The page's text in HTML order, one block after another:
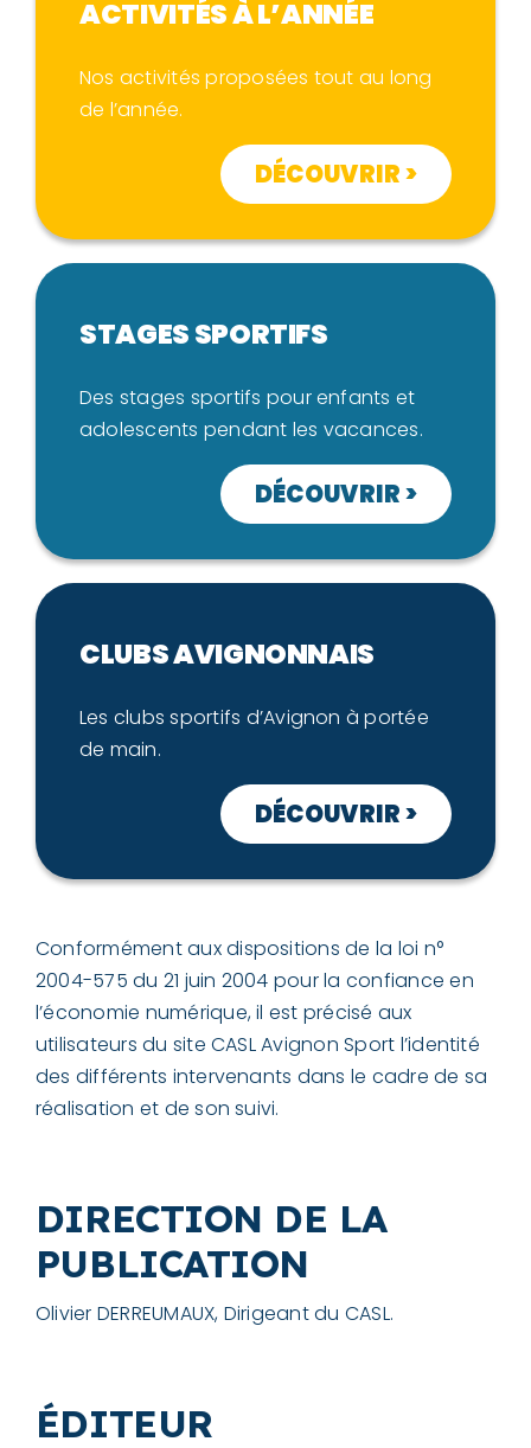
ACTIVITÉS À L’ANNÉE
Nos activités proposées tout au long
de l’année.
DÉCOUVRIR >
STAGES SPORTIFS
Des stages sportifs pour enfants et
adolescents pendant les vacances.
DÉCOUVRIR >
CLUBS AVIGNONNAIS
Les clubs sportifs d’Avignon à portée
de main.
DÉCOUVRIR >
Conformément aux dispositions de la loi n°
2004-575 du 21 juin 2004 pour la confiance en
l’économie numérique, il est précisé aux
utilisateurs du site CASL Avignon Sport l’identité
des différents intervenants dans le cadre de sa
réalisation et de son suivi.
DIRECTION DE LA
PUBLICATION
Olivier DERREUMAUX, Dirigeant du CASL.
ÉDITEUR